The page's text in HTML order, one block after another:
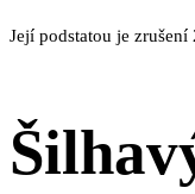
Její podstatou je